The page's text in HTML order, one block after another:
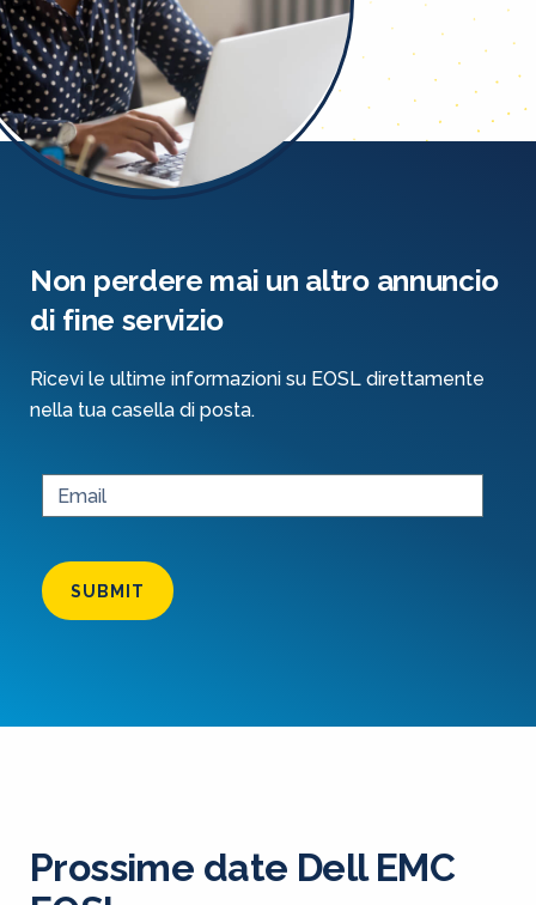
Non perdere mai un altro annuncio
di fine servizio
Ricevi le ultime informazioni su EOSL direttamente
nella tua casella di posta.
SUBMIT
Prossime date Dell EMC